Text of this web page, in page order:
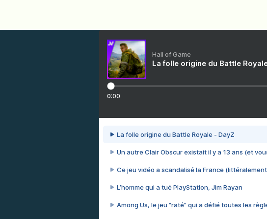
Hall of Game
La folle origine du Battle
0:00
La folle origine du Battle Royale - DayZ
Un autre Clair Obscur existait il y a 13 ans (et
Ce jeu vidéo a scandalisé la France
L’homme qui a tué PlayStation, Jim Rayan
Among Us, le jeu “raté” qui a défié toutes les